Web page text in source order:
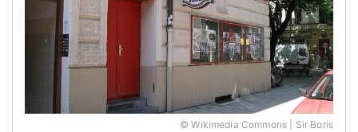
© Wikimedia Commons | Sir Boris